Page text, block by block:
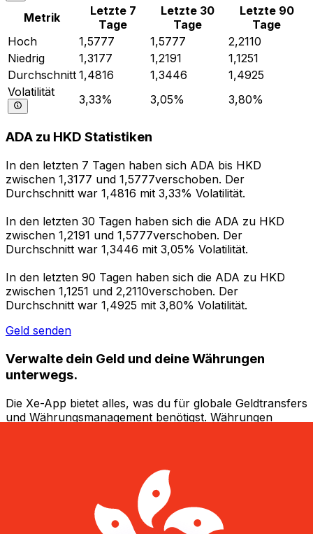
Metrik
Letzte 7
Tage
Letzte 30
Tage
Letzte 90
Tage
Hoch
1,5777 1,5777
2,2110
Niedrig
1,3177 1,2191
1,1251
Durchschnitt 1,4816 1,3446
1,4925
Volatilität
3,33% 3,05% 3,80%
ADA zu HKD Statistiken
In den letzten 7 Tagen haben sich ADA bis HKD
zwischen 1,3177 und 1,5777verschoben. Der
Durchschnitt war 1,4816 mit 3,33% Volatilität.
In den letzten 30 Tagen haben sich die ADA zu HKD
zwischen 1,2191 und 1,5777verschoben. Der
Durchschnitt war 1,3446 mit 3,05% Volatilität.
In den letzten 90 Tagen haben sich die ADA zu HKD
zwischen 1,1251 und 2,2110verschoben. Der
Durchschnitt war 1,4925 mit 3,80% Volatilität.
Geld senden
Verwalte dein Geld und deine Währungen
unterwegs.
Die Xe-App bietet alles, was du für globale Geldtransfers
und Währungsmanagement benötigst. Währungen